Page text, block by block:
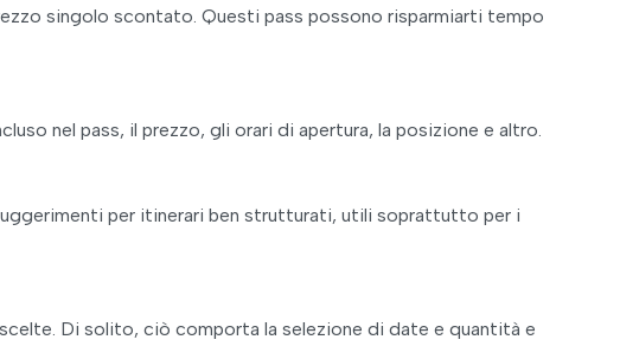
singolo scontato. Questi pass possono risparmiarti tempo
nel pass, il prezzo, gli orari di apertura, la posizione e altro.
per itinerari ben strutturati, utili soprattutto per i
Di solito, ciò comporta la selezione di date e quantità e